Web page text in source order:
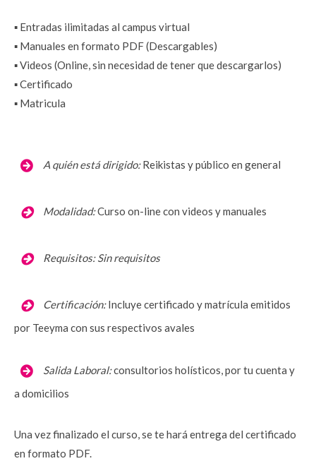
▪️ Entradas ilimitadas al campus virtual
▪️ Manuales en formato PDF (Descargables)
▪️ Videos (Online, sin necesidad de tener que descargarlos)
▪️ Certificado
▪️ Matricula
A quién está dirigido: Reikistas y público en general
Modalidad:Curso on-line con videos y manuales
Requisitos: Sin requisitos
Certificación: Incluye certificado y matrícula emitidos
por Teeyma con sus respectivos avales
Salida Laboral:consultorios holísticos, por tu cuenta y
a domicilios
Una vez finalizado el curso, se te hará entrega del certificado
en formato PDF.